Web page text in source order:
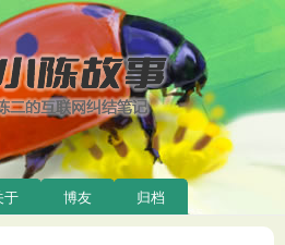
于 博友 归档